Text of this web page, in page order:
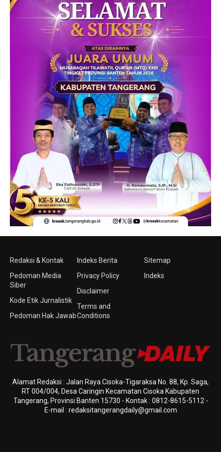
Redaksi & Kontak
Pedoman Media
Siber
Kode Etik Jurnalistik
Pedoman Hak Jawab
Indeks Berita
Privacy Policy
Disclaimer
Terms and
Conditions
Sitemap
Indeks
Alamat Redaksi : Jalan Raya Cisoka-Tigaraksa No. 88, Kp. Saga,
RT 004/004, Desa Caringin Kecamatan Cisoka Kabupaten
Tangerang, Provinsi Banten 15730 - Kontak : 0812-8615-5112 -
E-mail : redaksitangerangdaily@gmail.com